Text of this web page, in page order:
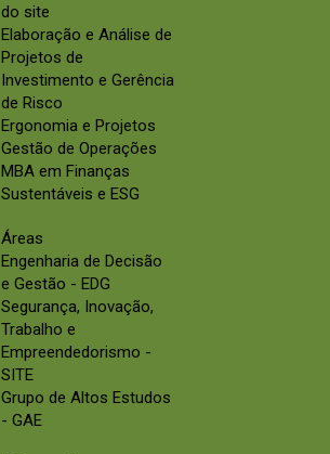
do site
Elaboração e Análise de
Projetos de
Investimento e Gerência
de Risco
Ergonomia e Projetos
Gestão de Operações
MBA em Finanças
Sustentáveis e ESG
Áreas
Engenharia de Decisão
e Gestão - EDG
Segurança, Inovação,
Trabalho e
Empreendedorismo -
SITE
Grupo de Altos Estudos
- GAE